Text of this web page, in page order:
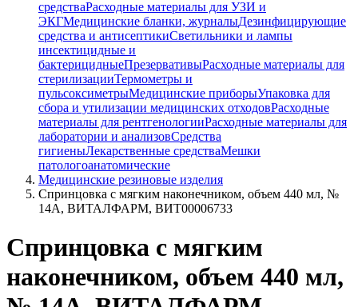
средстваРасходные материалы для УЗИ и
ЭКГМедицинские бланки, журналыДезинфицирующие
средства и антисептикиСветильники и лампы
инсектицидные и
бактерицидныеПрезервативыРасходные материалы для
стерилизацииТермометры и
пульсоксиметрыМедицинские приборыУпаковка для
сбора и утилизации медицинских отходовРасходные
материалы для рентгенологииРасходные материалы для
лаборатории и анализовСредства
гигиеныЛекарственные средстваМешки
патологоанатомические
Медицинские резиновые изделия
Спринцовка с мягким наконечником, объем 440 мл, №
14А, ВИТАЛФАРМ, ВИТ00006733
Спринцовка с мягким
наконечником, объем 440 мл,